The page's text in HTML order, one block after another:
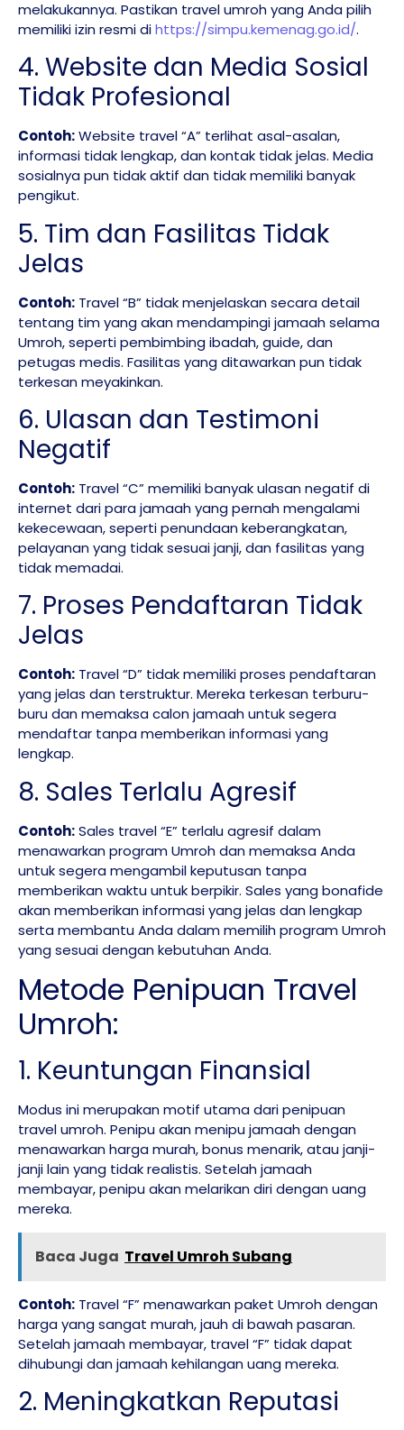
melakukannya. Pastikan travel umroh yang Anda pilih
memiliki izin resmi dihttps://simpu.kemenag.go.id/.
4. Website dan Media Sosial
Tidak Profesional
Contoh:Website travel “A” terlihat asal-asalan,
informasi tidak lengkap, dan kontak tidak jelas. Media
sosialnya pun tidak aktif dan tidak memiliki banyak
pengikut.
5. Tim dan Fasilitas Tidak
Jelas
Contoh: Travel “B” tidak menjelaskan secara detail
tentang tim yang akan mendampingi jamaah selama
Umroh, seperti pembimbing ibadah, guide, dan
petugas medis. Fasilitas yang ditawarkan pun tidak
terkesan meyakinkan.
6. Ulasan dan Testimoni
Negatif
Contoh: Travel “C” memiliki banyak ulasan negatif di
internet dari para jamaah yang pernah mengalami
kekecewaan, seperti penundaan keberangkatan,
pelayanan yang tidak sesuai janji, dan fasilitas yang
tidak memadai.
7. Proses Pendaftaran Tidak
Jelas
Contoh: Travel “D” tidak memiliki proses pendaftaran
yang jelas dan terstruktur. Mereka terkesan terburu-
buru dan memaksa calon jamaah untuk segera
mendaftar tanpa memberikan informasi yang
lengkap.
8. Sales Terlalu Agresif
Contoh:Sales travel “E” terlalu agresif dalam
menawarkan program Umroh dan memaksa Anda
untuk segera mengambil keputusan tanpa
memberikan waktu untuk berpikir. Sales yang bonafide
akan memberikan informasi yang jelas dan lengkap
serta membantu Anda dalam memilih program Umroh
yang sesuai dengan kebutuhan Anda.
Metode Penipuan Travel
Umroh:
1. Keuntungan Finansial
Modus ini merupakan motif utama dari penipuan
travel umroh. Penipu akan menipu jamaah dengan
menawarkan harga murah, bonus menarik, atau janji-
janji lain yang tidak realistis. Setelah jamaah
membayar, penipu akan melarikan diri dengan uang
mereka.
Baca Juga Travel Umroh Subang
Contoh: Travel “F” menawarkan paket Umroh dengan
harga yang sangat murah, jauh di bawah pasaran.
Setelah jamaah membayar, travel “F” tidak dapat
dihubungi dan jamaah kehilangan uang mereka.
2. Meningkatkan Reputasi